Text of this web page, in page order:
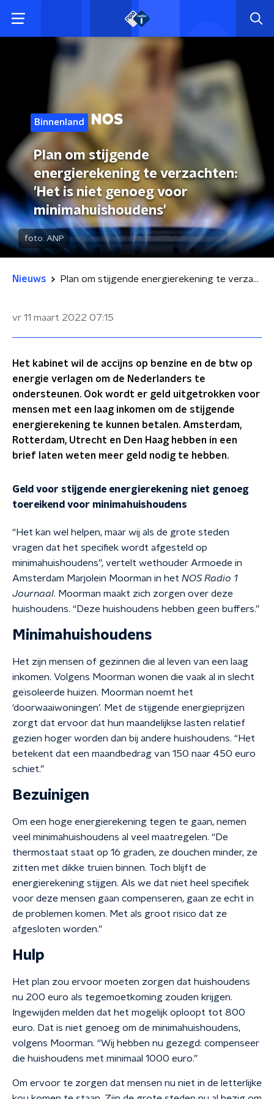
Binnenland
Plan om stijgende
energierekening te verzachten:
'Het is niet genoeg voor
minimahuishoudens'
foto: ANP
Nieuws Plan om stijgende energierekening te verzachten: 'Het is niet genoeg voor minimahuishoudens'
vr 11 maart 2022 07:15
Het kabinet wil de accijns op benzine en de btw op
energie verlagen om de Nederlanders te
ondersteunen. Ook wordt er geld uitgetrokken voor
mensen met een laag inkomen om de stijgende
energierekening te kunnen betalen. Amsterdam,
Rotterdam, Utrecht en Den Haag hebben in een
brief laten weten meer geld nodig te hebben.
Geld voor stijgende energierekening niet genoeg
toereikend voor minimahuishoudens
“Het kan wel helpen, maar wij als de grote steden
vragen dat het specifiek wordt afgesteld op
minimahuishoudens”, vertelt wethouder Armoede in
Amsterdam Marjolein Moorman in het NOS Radio 1
Journaal. Moorman maakt zich zorgen over deze
huishoudens. “Deze huishoudens hebben geen buffers.”
Minimahuishoudens
Het zijn mensen of gezinnen die al leven van een laag
inkomen. Volgens Moorman wonen die vaak al in slecht
geïsoleerde huizen. Moorman noemt het
‘doorwaaiwoningen’. Met de stijgende energieprijzen
zorgt dat ervoor dat hun maandelijkse lasten relatief
gezien hoger worden dan bij andere huishoudens. “Het
betekent dat een maandbedrag van 150 naar 450 euro
schiet.”
Bezuinigen
Om een hoge energierekening tegen te gaan, nemen
veel minimahuishoudens al veel maatregelen. “De
thermostaat staat op 16 graden, ze douchen minder, ze
zitten met dikke truien binnen. Toch blijft de
energierekening stijgen. Als we dat niet heel specifiek
voor deze mensen gaan compenseren, gaan ze echt in
de problemen komen. Met als groot risico dat ze
afgesloten worden.”
Hulp
Het plan zou ervoor moeten zorgen dat huishoudens
nu 200 euro als tegemoetkoming zouden krijgen.
Ingewijden melden dat het mogelijk oploopt tot 800
euro. Dat is niet genoeg om de minimahuishoudens,
volgens Moorman. “Wij hebben nu gezegd: compenseer
die huishoudens met minimaal 1000 euro.”
Om ervoor te zorgen dat mensen nu niet in de letterlijke